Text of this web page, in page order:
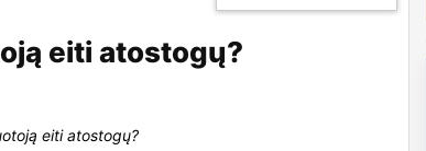
eiti atostogų?
eiti atostogų?